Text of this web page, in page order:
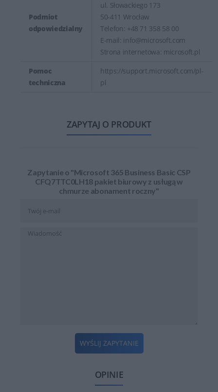
Podmiot
odpowiedzialny
ul. Słowackiego 173
50-411 Wrocław
Telefon: +48 71 358 58 00
E-mail: info@microsoft.com
Strona internetowa: microsoft.pl
Pomoc
techniczna
https://support.microsoft.com/pl-
pl
ZAPYTAJ O PRODUKT
Zapytanie o "Microsoft 365 Business Basic CSP
CFQ7TTC0LH18 pakiet biurowy z usługą w
chmurze abonament roczny"
WYŚLIJ ZAPYTANIE
OPINIE